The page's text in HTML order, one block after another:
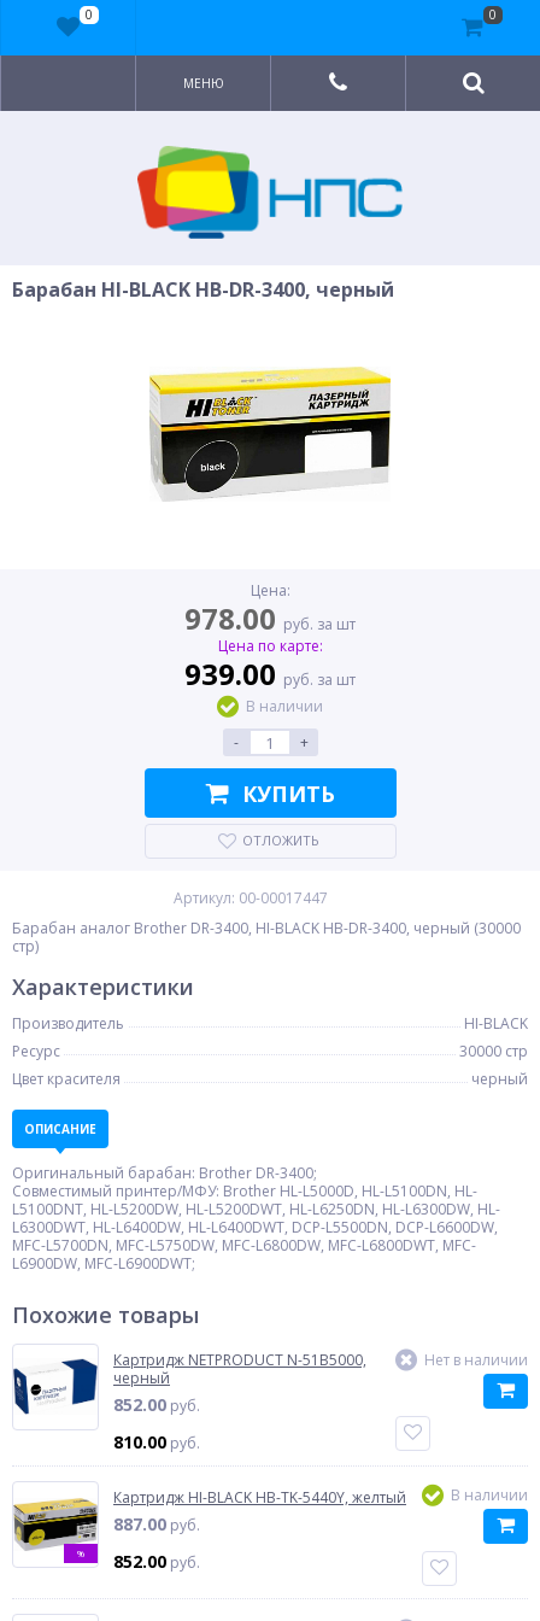
МЕНЮ
Барабан HI-BLACK HB-DR-3400, черный
Цена:
978.00 руб. за шт
Цена по карте:
939.00 руб. за шт
В наличии
-
+
КУПИТЬ
ОТЛОЖИТЬ
Артикул: 00-00017447
Барабан аналог Brother DR-3400, HI-BLACK HB-DR-3400, черный (30000
стр)
Характеристики
Производитель
HI-BLACK
Ресурс
30000 стр
Цвет красителя
черный
ОПИСАНИЕ
Оригинальный барабан: Brother DR-3400;
Совместимый принтер/МФУ: Brother HL-L5000D, HL-L5100DN, HL-
L5100DNT, HL-L5200DW, HL-L5200DWT, HL-L6250DN, HL-L6300DW, HL-
L6300DWT, HL-L6400DW, HL-L6400DWT, DCP-L5500DN, DCP-L6600DW,
MFC-L5700DN, MFC-L5750DW, MFC-L6800DW, MFC-L6800DWT, MFC-
L6900DW, MFC-L6900DWT;
Похожие товары
Картридж NETPRODUCT N-51B5000,
черный
852.00 руб.
810.00 руб.
Нет в наличии
%
Картридж HI-BLACK HB-TK-5440Y, желтый
887.00 руб.
852.00 руб.
В наличии
0 0